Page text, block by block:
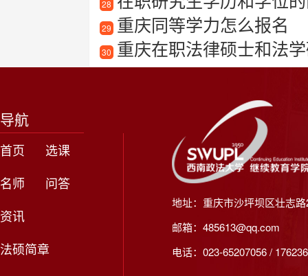
28
29 重庆同等学力怎么报名
30 重庆在职法律硕士和法
导航
首页
选课
名师
问答
资讯
法硕简章
地址：重庆市沙坪坝区壮志
邮箱：485613@qq.com
电话：023-65207056 /